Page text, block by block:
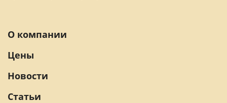
О компании
Цены
Новости
Статьи